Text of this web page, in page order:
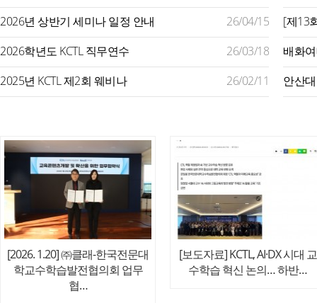
2026년 상반기 세미나 일정 안내
26/04/15
2026학년도 KCTL 직무연수
26/03/18
2025년 KCTL 제2회 웨비나
26/02/11
[2026. 1.20] ㈜클래-한국전문대
학교수학습발전협의회 업무
협…
[보도자료] KCTL, AI·DX 시대 교
수학습 혁신 논의… 하반…